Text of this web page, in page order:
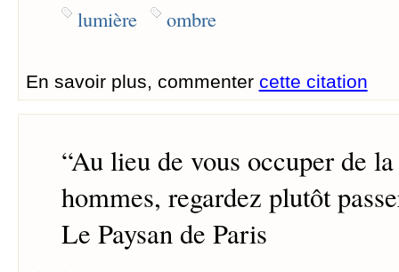
lumière ombre
En savoir plus, commenter cette citation
“Au lieu de vous occuper de
hommes, regardez plutôt
Le Paysan de Paris